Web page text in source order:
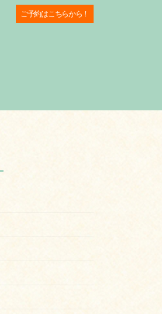
ご予約はこちらから！